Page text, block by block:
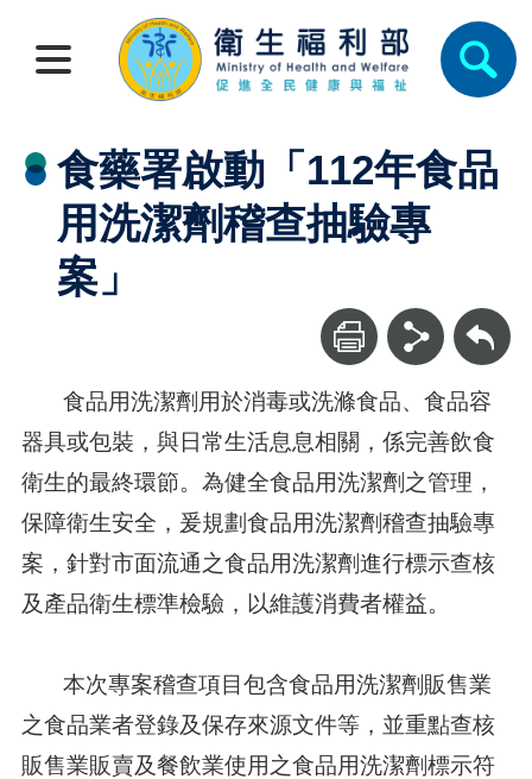
食藥署啟動「112年食品
用洗潔劑稽查抽驗專
案」
回上一頁
食品用洗潔劑用於消毒或洗滌食品、食品容
器具或包裝，與日常生活息息相關，係完善飲食
衛生的最終環節。為健全食品用洗潔劑之管理，
保障衛生安全，爰規劃食品用洗潔劑稽查抽驗專
案，針對市面流通之食品用洗潔劑進行標示查核
及產品衛生標準檢驗，以維護消費者權益。
本次專案稽查項目包含食品用洗潔劑販售業
之食品業者登錄及保存來源文件等，並重點查核
販售業販賣及餐飲業使用之食品用洗潔劑標示符